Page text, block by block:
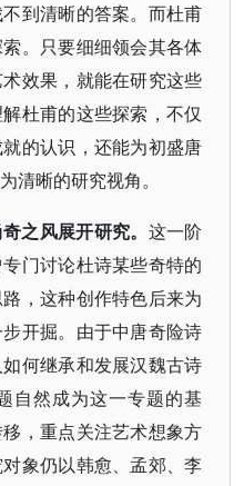
到清晰的答案。而杜甫
。只要细细领会其各体
效果，就能在研究这些
杜甫的这些探索，不仅
的认识，还能为初盛唐
清晰的研究视角。
之风展开研究。 这一阶
门讨论杜诗某些奇特的
，这种创作特色后来为
开掘。由于中唐奇险诗
何继承和发展汉魏古诗
自然成为这一专题的基
，重点关注艺术想象方
象仍以韩愈、孟郊、李